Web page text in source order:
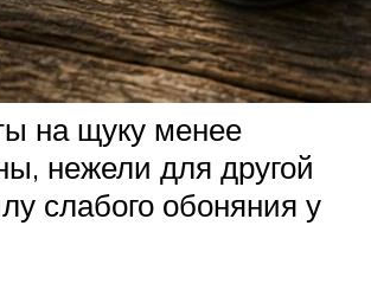
на щуку менее
нежели для другой
слабого обоняния у